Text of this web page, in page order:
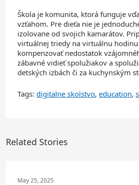
Škola je komunita, ktorá funguje
vzťahom. Pre dieťa nie je
izolovane od svojich kamarátov.
virtuálnej triedy na virtuálnu
kompenzovať nedostatok
zábavné vidieť spolužiakov a
detských izbách či za kuchynským
Tags: digitalne skolstvo, education,
Related Stories
May 25, 2025